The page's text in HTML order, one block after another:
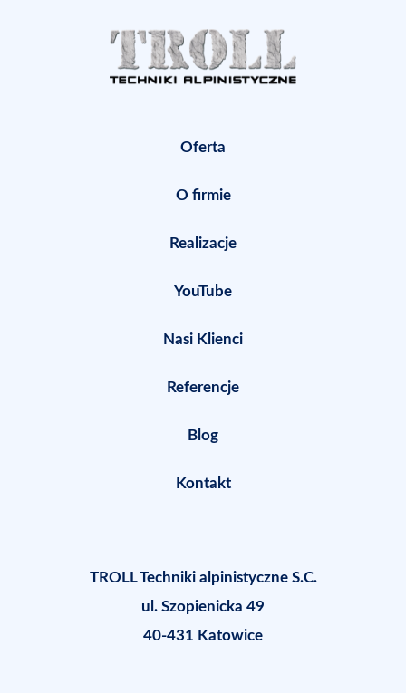
Oferta
O firmie
Realizacje
YouTube
Nasi Klienci
Referencje
Blog
Kontakt
TROLL Techniki alpinistyczne S.C.
ul. Szopienicka 49
40-431 Katowice